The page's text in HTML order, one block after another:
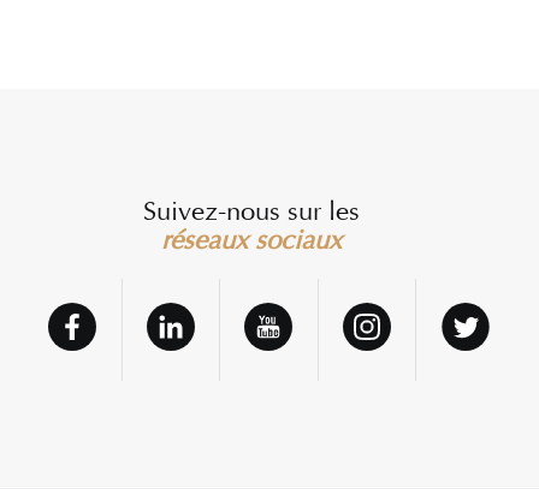
Suivez-nous sur les
réseaux sociaux